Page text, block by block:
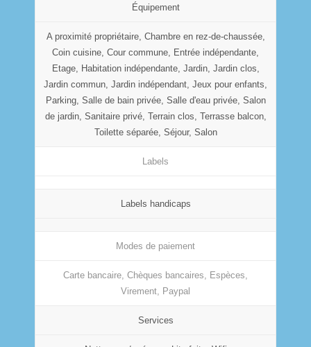
Équipement
A proximité propriétaire, Chambre en rez-de-chaussée,
Coin cuisine, Cour commune, Entrée indépendante,
Etage, Habitation indépendante, Jardin, Jardin clos,
Jardin commun, Jardin indépendant, Jeux pour enfants,
Parking, Salle de bain privée, Salle d'eau privée, Salon
de jardin, Sanitaire privé, Terrain clos, Terrasse balcon,
Toilette séparée, Séjour, Salon
Labels
Labels handicaps
Modes de paiement
Carte bancaire, Chèques bancaires, Espèces,
Virement, Paypal
Services